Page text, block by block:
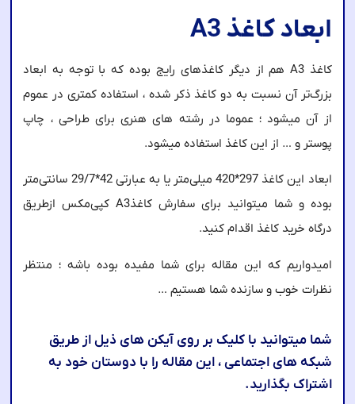
ابعاد کاغذ A3
کاغذ A3 هم از دیگر کاغذهای رایج بوده که با توجه به ابعاد
بزرگ‌تر آن نسبت به دو کاغذ ذکر شده ، استفاده کمتری در عموم
از آن میشود ؛ عموما در رشته های هنری برای طراحی ، چاپ
پوستر و … از این کاغذ استفاده میشود.
ابعاد این کاغذ 297*420 میلی‌متر یا به عبارتی 42*29/7 سانتی‌متر
بوده و شما میتوانید برای سفارش کاغذA3 کپی‌مکس ازطریق
درگاه خرید کاغذ اقدام کنید.
امیدواریم که این مقاله برای شما مفیده بوده باشه ؛ منتظر
نظرات خوب و سازنده شما هستیم …
شما میتوانید با کلیک بر روی آیکن های ذیل از طریق
شبکه های اجتماعی ، این مقاله را با دوستان خود به
اشتراک بگذارید.